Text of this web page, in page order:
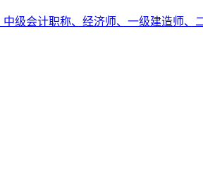
级会计职称、经济师、一级建造师、